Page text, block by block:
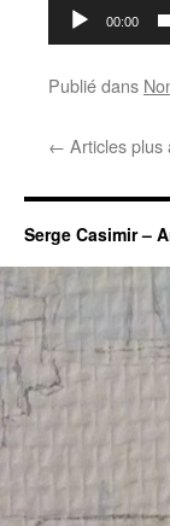
00:00
Publié dans
← Articles plus
Serge Casimir –